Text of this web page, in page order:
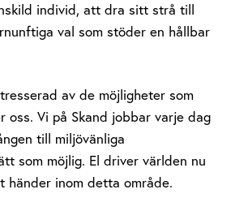
individ, att dra sitt strå till
val som stöder en hållbar
av de möjligheter som
oss. Vi på Skand jobbar varje dag
till miljövänliga
som möjlig. El driver världen nu
händer inom detta område.